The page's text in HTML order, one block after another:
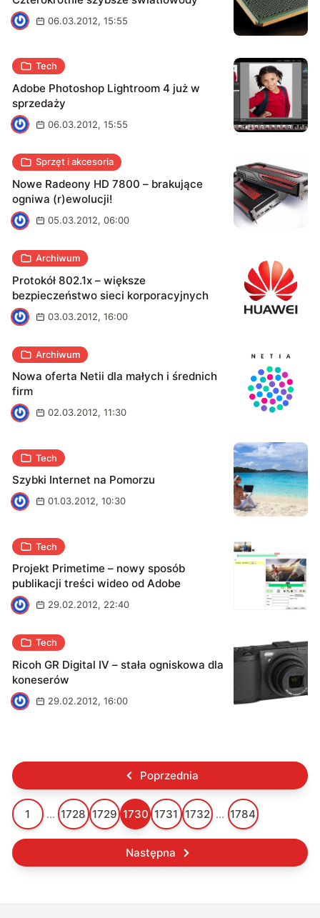
A
06.03.2012, 15:55
Tech
Adobe Photoshop Lightroom 4 już w
sprzedaży
A
06.03.2012, 15:55
Sprzęt i akcesoria
Nowe Radeony HD 7800 – brakujące
ogniwa (r)ewolucji!
A
05.03.2012, 06:00
Archiwum
Protokół 802.1x – większe
bezpieczeństwo sieci korporacyjnych
A
03.03.2012, 16:00
Archiwum
Nowa oferta Netii dla małych i średnich
firm
A
02.03.2012, 11:30
Tech
Szybki Internet na Pomorzu
A
01.03.2012, 10:30
Tech
Projekt Primetime – nowy sposób
publikacji treści wideo od Adobe
A
29.02.2012, 22:40
Tech
Ricoh GR Digital IV – stała ogniskowa dla
koneserów
A
29.02.2012, 16:00
Poprzednia
1 ... 1728 1729 1730 1731 1732 ... 1784
Następna